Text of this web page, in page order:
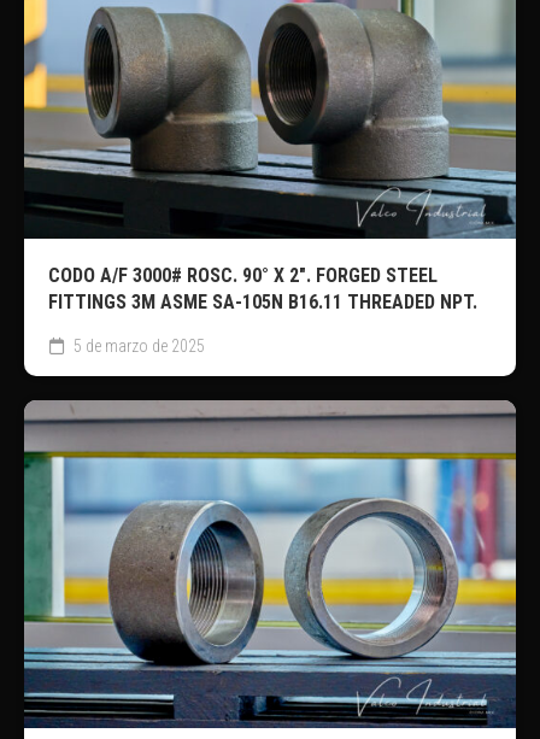
CODO A/F 3000# ROSC. 90° X 2″. FORGED STEEL
FITTINGS 3M ASME SA-105N B16.11 THREADED NPT.
5 de marzo de 2025